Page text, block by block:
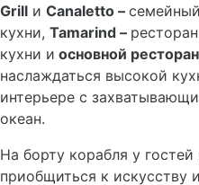
Grill и Canaletto –
кухни, Tamarind –
кухни и основной
наслаждаться высокой
интерьере с
океан.
На борту корабля у
приобщиться к искусству